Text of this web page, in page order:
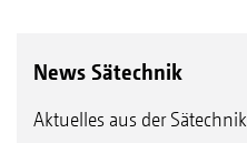
News Sätechnik
Aktuelles aus der Sätechnik